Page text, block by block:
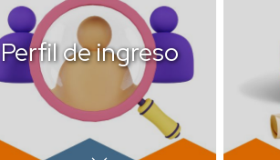
Perfil de ingreso